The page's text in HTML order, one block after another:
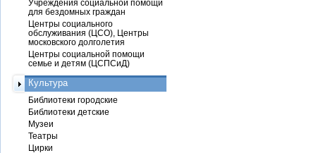
Учреждения социальной помощи
для бездомных граждан
Центры социального
обслуживания (ЦСО), Центры
московского долголетия
Центры социальной помощи
семье и детям (ЦСПСиД)
Культура
Библиотеки городские
Библиотеки детские
Музеи
Театры
Цирки